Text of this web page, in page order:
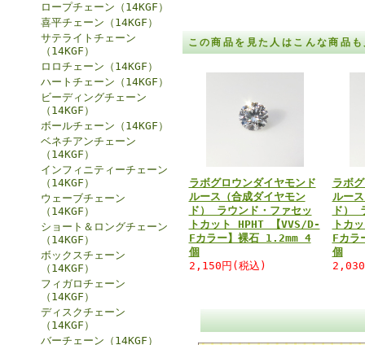
ロープチェーン（14KGF）
喜平チェーン（14KGF）
サテライトチェーン
（14KGF）
ロロチェーン（14KGF）
ハートチェーン（14KGF）
ビーディングチェーン
（14KGF）
ボールチェーン（14KGF）
ベネチアンチェーン
（14KGF）
インフィニティーチェーン
（14KGF）
ウェーブチェーン
（14KGF）
ショート＆ロングチェーン
（14KGF）
ボックスチェーン
（14KGF）
フィガロチェーン
（14KGF）
ディスクチェーン
（14KGF）
バーチェーン（14KGF）
この商品を見た人はこんな商品
ラボグロウンダイヤモンド
ルース（合成ダイヤモン
ド） ラウンド・ファセッ
トカット HPHT 【VVS/D-
Fカラー】裸石 1.2mm 4
個
2,150円(税込)
ラボ
ルー
ド）
トカ
Fカラ
個